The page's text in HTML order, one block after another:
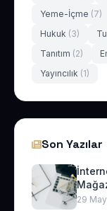
Yeme-İçme (7)
Hukuk (3)
Tanıtım (2)
Yayıncılık (1)
Son Yazılar
29